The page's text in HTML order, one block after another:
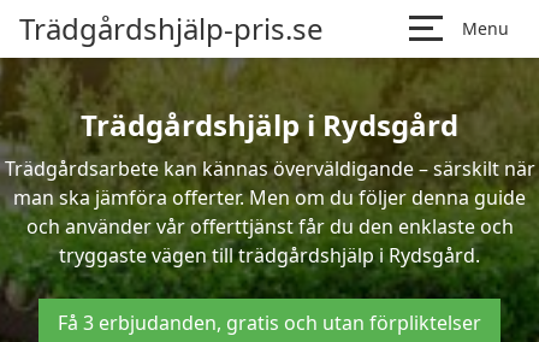
Trädgårdshjälp-pris.se Menu
Trädgårdshjälp i Rydsgård
Trädgårdsarbete kan kännas överväldigande – särskilt när
man ska jämföra offerter. Men om du följer denna guide
och använder vår offerttjänst får du den enklaste och
tryggaste vägen till trädgårdshjälp i Rydsgård.
Få 3 erbjudanden, gratis och utan förpliktelser